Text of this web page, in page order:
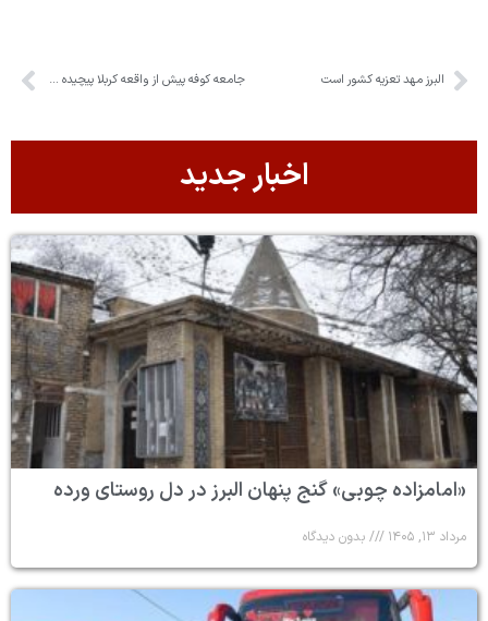
البرز مهد تعزیه کشور است جامعه کوفه پیش از واقعه کربلا پیچیده و چندلایه بود
اخبار جدید
«امامزاده چوبی» گنج پنهان البرز در دل روستای ورده
مرداد ۱۳, ۱۴۰۵ بدون دیدگاه